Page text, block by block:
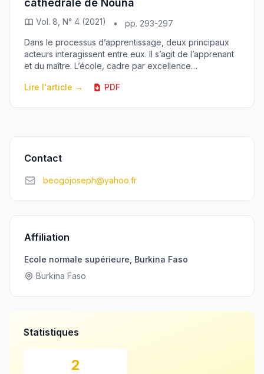
cathédrale de Nouna
Vol. 8, N° 4 (2021) •
pp. 293-297
Dans le processus d’apprentissage, deux principaux
acteurs interagissent entre eux. Il s’agit de l’apprenant
et du maître. L’école, cadre par excellence
Lire l'article →
PDF
Contact
beogojoseph@yahoo.fr
Affiliation
Ecole normale supérieure, Burkina Faso
Burkina Faso
Statistiques
2